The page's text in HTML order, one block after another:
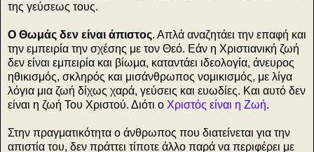
της γεύσεως τους.
Ο Θωμάς δεν είναι άπιστος. Απλά αναζητάει την επαφή και
την εμπειρία την σχέσης με τον Θεό. Εάν η Χριστιανική ζωή
δεν είναι εμπειρία και βίωμα, καταντάει ιδεολογία, άνευρος
ηθικισμός, σκληρός και μισάνθρωπος νομικισμός, με λίγα
λόγια μια ζωή δίχως χαρά, γεύσεις και ευωδίες. Και αυτό δεν
είναι η ζωή Του Χριστού. Διότι ο Χριστός είναι η Ζωή.
Στην πραγματικότητα ο άνθρωπος που διατείνεται για την
απιστία του, δεν πράττει τίποτε άλλο παρά να περιφέρει με